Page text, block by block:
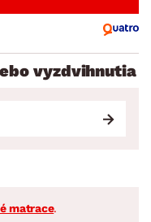
vyzdvihnutia
matrace.